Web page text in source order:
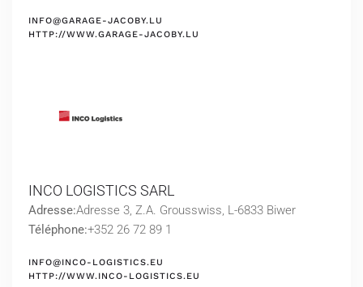
INFO@GARAGE-JACOBY.LU
HTTP://WWW.GARAGE-JACOBY.LU
INCO LOGISTICS SARL
Adresse:Adresse 3, Z.A. Grousswiss, L-6833 Biwer
Téléphone:+352 26 72 89 1
INFO@INCO-LOGISTICS.EU
HTTP://WWW.INCO-LOGISTICS.EU